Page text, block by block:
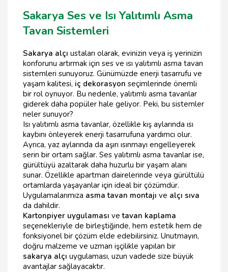
Sakarya Ses ve Isı Yalıtımlı Asma
Tavan Sistemleri
Sakarya alçı ustaları olarak, evinizin veya iş yerinizin
konforunu artırmak için ses ve ısı yalıtımlı asma tavan
sistemleri sunuyoruz. Günümüzde enerji tasarrufu ve
yaşam kalitesi, iç dekorasyon seçimlerinde önemli
bir rol oynuyor. Bu nedenle, yalıtımlı asma tavanlar
giderek daha popüler hale geliyor. Peki, bu sistemler
neler sunuyor?
Isı yalıtımlı asma tavanlar, özellikle kış aylarında ısı
kaybını önleyerek enerji tasarrufuna yardımcı olur.
Ayrıca, yaz aylarında da aşırı ısınmayı engelleyerek
serin bir ortam sağlar. Ses yalıtımlı asma tavanlar ise,
gürültüyü azaltarak daha huzurlu bir yaşam alanı
sunar. Özellikle apartman dairelerinde veya gürültülü
ortamlarda yaşayanlar için ideal bir çözümdür.
Uygulamalarımıza asma tavan montajı ve alçı sıva
da dahildir.
Kartonpiyer uygulaması vetavan kaplama
seçenekleriyle de birleştiğinde, hem estetik hem de
fonksiyonel bir çözüm elde edebilirsiniz. Unutmayın,
doğru malzeme ve uzman işçilikle yapılan bir
sakarya alçı uygulaması, uzun vadede size büyük
avantajlar sağlayacaktır.